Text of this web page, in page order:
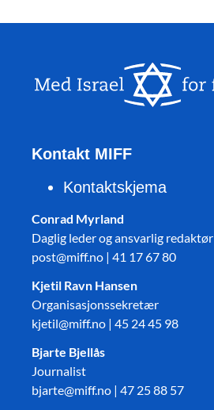
Kontakt MIFF
Kontaktskjema
Conrad Myrland
Daglig leder og ansvarlig redaktør
post@miff.no | 41 17 67 80
Kjetil Ravn Hansen
Organisasjonssekretær
kjetil@miff.no | 45 24 45 98
Bjarte Bjellås
Journalist
bjarte@miff.no | 47 25 88 57